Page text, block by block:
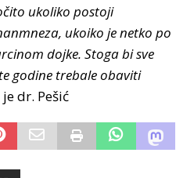
ukoliko postoji
ukoiko je netko po
dojke. Stoga bi sve
godine trebale obaviti
dr. Pešić